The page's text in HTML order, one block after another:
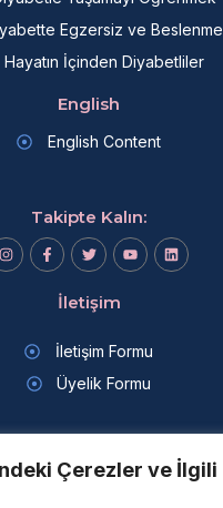
Çerezler ve İlgili
Egzersiz ve Beslenme
Hayatın İçinden Diyabetliler
English
English Content
Takipte Kalın:
İletişim
İletişim Formu
Üyelik Formu